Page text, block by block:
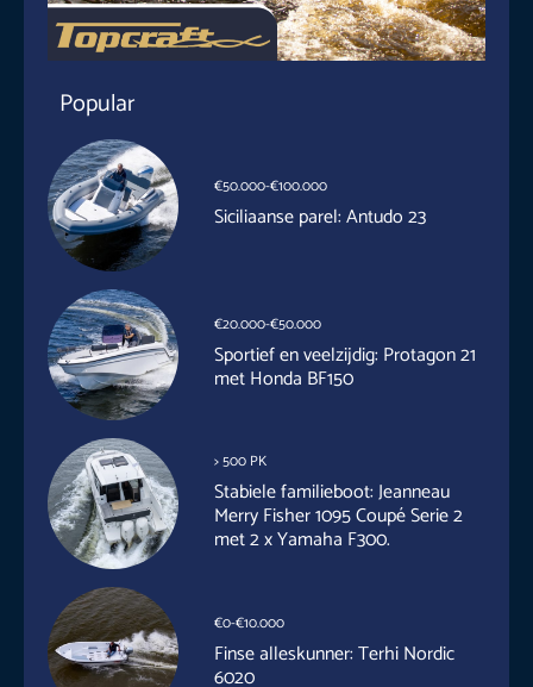
Popular
€50.000-€100.000
Siciliaanse parel: Antudo 23
€20.000-€50.000
Sportief en veelzijdig: Protagon 21
met Honda BF150
> 500 PK
Stabiele familieboot: Jeanneau
Merry Fisher 1095 Coupé Serie 2
met 2 x Yamaha F300.
€0-€10.000
Finse alleskunner: Terhi Nordic
6020